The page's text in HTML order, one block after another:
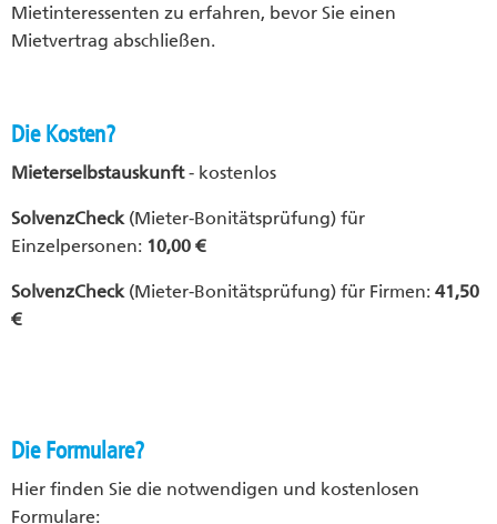
Mietinteressenten zu erfahren, bevor Sie einen
Mietvertrag abschließen.
Die Kosten?
Mieterselbstauskunft- kostenlos
SolvenzCheck (Mieter-Bonitätsprüfung) für
Einzelpersonen: 10,00 €
SolvenzCheck (Mieter-Bonitätsprüfung) für Firmen: 41,50
€
Die Formulare?
Hier finden Sie die notwendigen und kostenlosen
Formulare: